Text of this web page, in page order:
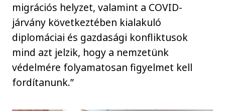
migrációs helyzet, valamint a COVID-
járvány következtében kialakuló
diplomáciai és gazdasági konfliktusok
mind azt jelzik, hogy a nemzetünk
védelmére folyamatosan figyelmet kell
fordítanunk.”